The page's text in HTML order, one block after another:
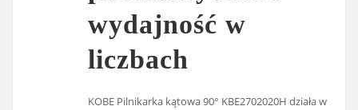
wydajność w
liczbach
KOBE Pilnikarka kątowa 90° KBE2702020H działa w